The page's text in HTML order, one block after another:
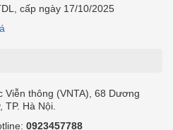
cấp ngày 17/10/2025
Viễn thông (VNTA), 68 Dương
TP. Hà Nội.
0923457788